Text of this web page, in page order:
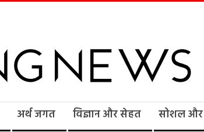
अर्थ जगत विज्ञान और सेहत सोशल और